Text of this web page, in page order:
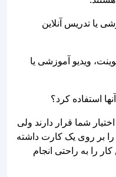
یا تدریس آنلاین
ویدیو آموزشی یا
استفاده کرد؟
شما قرار دارند ولی
بر روی یک کارت داشته
کار را به راحتی انجام